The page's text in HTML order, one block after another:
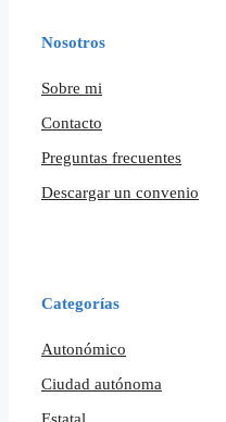
Nosotros
Sobre mi
Contacto
Preguntas frecuentes
Descargar un convenio
Categorías
Autonómico
Ciudad autónoma